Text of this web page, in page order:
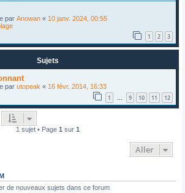
par Anowan « 10 janv. 2024, 00:55
1 2 3
Sujets
par utopeak « 16 févr. 2014, 16:33
1 … 9 10 11 12
1 sujet • Page 1 sur 1
Aller
de nouveaux sujets dans ce forum